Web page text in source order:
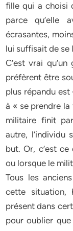
fille qui a choisi
parce qu’elle
écrasantes,
lui suffisait de se
C’est vrai
préfèrent être
plus répandu est
à « se prendre la
militaire finit
autre, l’individu
but. Or, c’est
ou lorsque le
Tous les
cette situation,
présent dans
pour oublier que